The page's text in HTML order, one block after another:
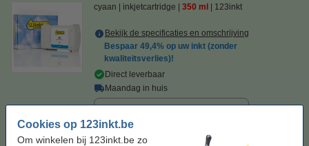
Cookies op 123inkt.be
Om winkelen bij 123inkt.be zo
cyaan inkjetcartridge 350 ml 123inkt
Bekijk de specificaties en omschrijving
Bespaar 49,4% op uw inkt (zonder
kwaliteitsverlies)!
Direct leverbaar
Maandag in huis
Prijs per ml € 0,31
€ 107,50